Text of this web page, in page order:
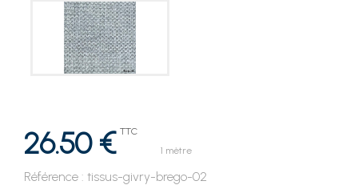
26.50 € TTC
1 mètre
Référence : tissus-givry-brego-02